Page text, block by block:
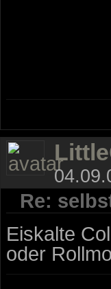
Re:
Eiskalte
oder